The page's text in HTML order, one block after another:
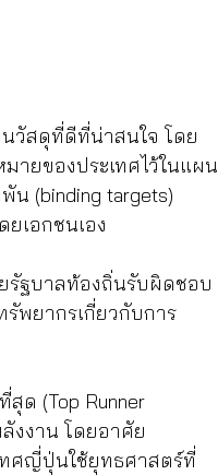
วัสดุที่ดีที่น่าสนใจ โดย
ายของประเทศไว้ในแผน
(binding targets)
เอกชนเอง
รัฐบาลท้องถิ่นรับผิดชอบ
พยากรเกี่ยวกับการ
ด (Top Runner
งงาน โดยอาศัย
ทศญี่ปุ่นใช้ยุทธศาสตร์ที่